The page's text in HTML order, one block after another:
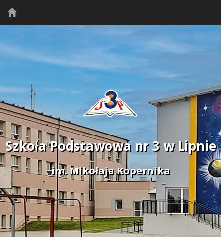
Szkoła Podstawowa nr 3 w Lipnie
im. Mikołaja Kopernika